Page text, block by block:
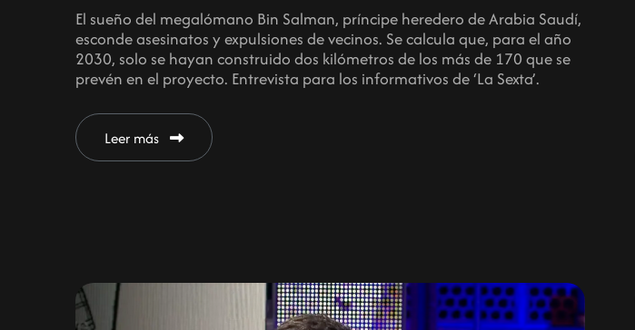
El sueño del megalómano Bin Salman, príncipe heredero de Arabia Saudí,
esconde asesinatos y expulsiones de vecinos. Se calcula que, para el año
2030, solo se hayan construido dos kilómetros de los más de 170 que se
prevén en el proyecto. Entrevista para los informativos de ‘La Sexta’.
Leer más